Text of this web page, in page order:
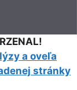
a oveľa
stránky